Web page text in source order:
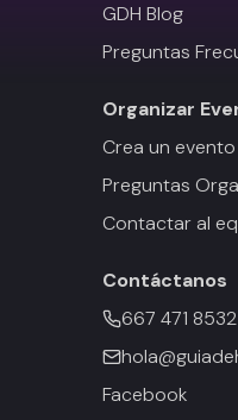
GDH Blog
Preguntas
Organizar
Crea un evento
Preguntas
Contactar al
Contáctanos
667 471 8532
Facebook